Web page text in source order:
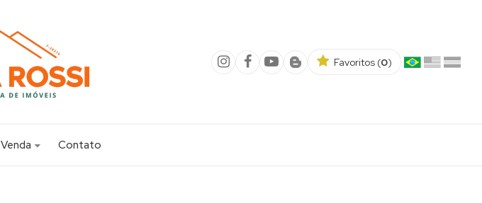
Favoritos (0)
Venda
Contato